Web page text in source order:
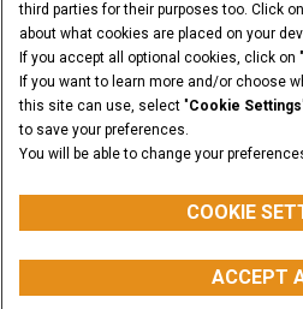
Faça uma Cotação COMPRAR PEÇAS
Nota Legal
Política de Privacidade
Potítica Integrada QEHS
Cláusulas
BNDES
Cookie Settings
© 2026 CNH Industrial America LLC. All
Capital are registered trademarks of CNH
third parties for their purposes too. Click
about what cookies are placed on your
If you accept all optional cookies, click on "
If you want to learn more and/or choose
this site can use, select "Cookie Settings
to save your preferences.
You will be able to change your
COOKIE
ACCEPT